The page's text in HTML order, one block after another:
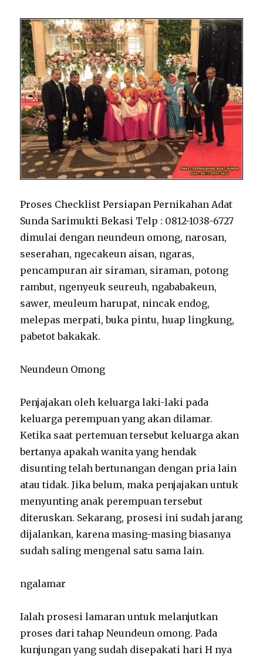
Proses Checklist Persiapan Pernikahan Adat
Sunda Sarimukti Bekasi Telp : 0812-1038-6727
dimulai dengan neundeun omong, narosan,
seserahan, ngecakeun aisan, ngaras,
pencampuran air siraman, siraman, potong
rambut, ngenyeuk seureuh, ngababakeun,
sawer, meuleum harupat, nincak endog,
melepas merpati, buka pintu, huap lingkung,
pabetot bakakak.
Neundeun Omong
Penjajakan oleh keluarga laki-laki pada
keluarga perempuan yang akan dilamar.
Ketika saat pertemuan tersebut keluarga akan
bertanya apakah wanita yang hendak
disunting telah bertunangan dengan pria lain
atau tidak. Jika belum, maka penjajakan untuk
menyunting anak perempuan tersebut
diteruskan. Sekarang, prosesi ini sudah jarang
dijalankan, karena masing-masing biasanya
sudah saling mengenal satu sama lain.
ngalamar
Ialah prosesi lamaran untuk melanjutkan
proses dari tahap Neundeun omong. Pada
kunjungan yang sudah disepakati hari H nya